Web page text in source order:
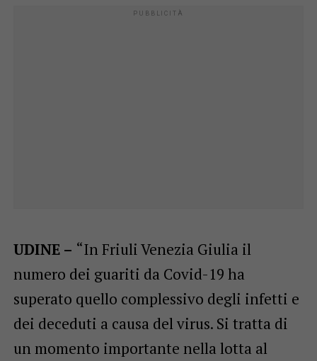
UDINE – “In Friuli Venezia Giulia il
numero dei guariti da Covid-19 ha
superato quello complessivo degli infetti e
dei deceduti a causa del virus. Si tratta di
un momento importante nella lotta al